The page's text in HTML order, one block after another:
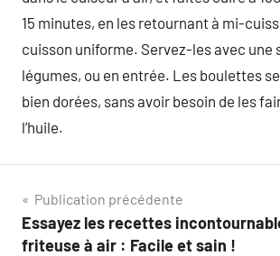
15 minutes, en les retournant à mi-
cuisson uniforme. Servez-les avec une
légumes, ou en entrée. Les boulettes
bien dorées, sans avoir besoin de les
l’huile.
Navigation
de
Publication précédente
Essayez les recettes
friteuse à air : Facile et sain !